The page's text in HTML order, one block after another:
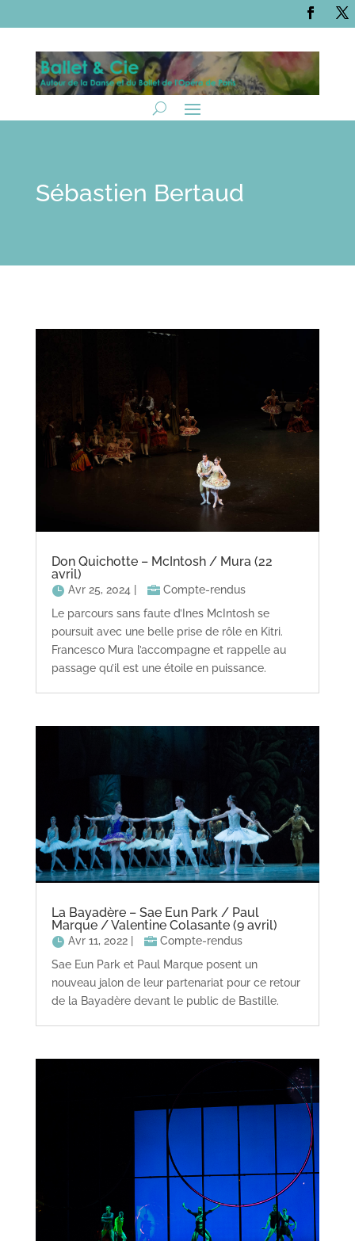
Sébastien Bertaud
Don Quichotte – McIntosh / Mura (22
avril)
Avr 25, 2024|
Compte-rendus
Le parcours sans faute d’Ines McIntosh se
poursuit avec une belle prise de rôle en Kitri.
Francesco Mura l’accompagne et rappelle au
passage qu’il est une étoile en puissance.
La Bayadère – Sae Eun Park / Paul
Marque / Valentine Colasante (9 avril)
Avr 11, 2022|
Compte-rendus
Sae Eun Park et Paul Marque posent un
nouveau jalon de leur partenariat pour ce retour
de la Bayadère devant le public de Bastille.